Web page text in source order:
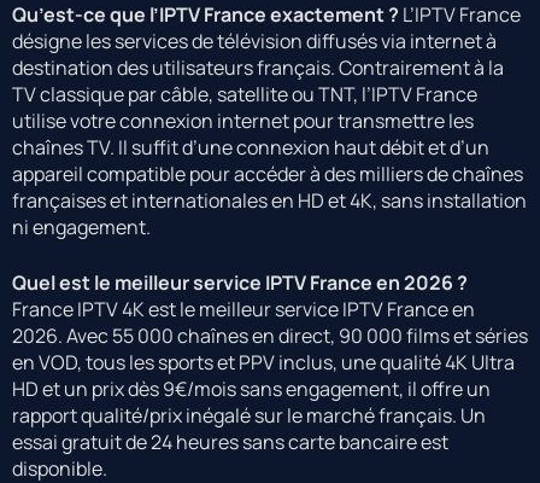
Qu’est-ce que l’IPTV France exactement ? L’IPTV France
désigne les services de télévision diffusés via internet à
destination des utilisateurs français. Contrairement à la
TV classique par câble, satellite ou TNT, l’IPTV France
utilise votre connexion internet pour transmettre les
chaînes TV. Il suffit d’une connexion haut débit et d’un
appareil compatible pour accéder à des milliers de chaînes
françaises et internationales en HD et 4K, sans installation
ni engagement.
Quel est le meilleur service IPTV France en 2026 ?
France IPTV 4K est le meilleur service IPTV France en
2026. Avec 55 000 chaînes en direct, 90 000 films et séries
en VOD, tous les sports et PPV inclus, une qualité 4K Ultra
HD et un prix dès 9€/mois sans engagement, il offre un
rapport qualité/prix inégalé sur le marché français. Un
essai gratuit de 24 heures sans carte bancaire est
disponible.